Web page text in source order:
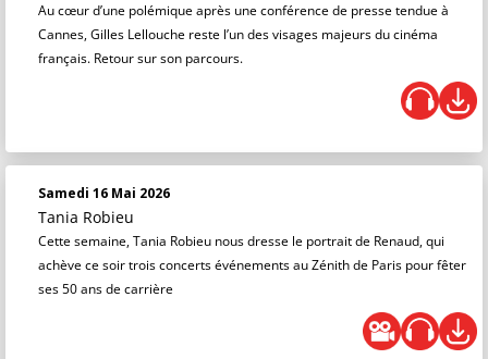
Au cœur d’une polémique après une conférence de presse tendue à
Cannes, Gilles Lellouche reste l’un des visages majeurs du cinéma
français. Retour sur son parcours.
Samedi 16 Mai 2026
Tania Robieu
Cette semaine, Tania Robieu nous dresse le portrait de Renaud, qui
achève ce soir trois concerts événements au Zénith de Paris pour fêter
ses 50 ans de carrière